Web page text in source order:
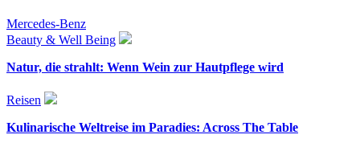
Mercedes-Benz
Beauty & Well Being
Natur, die strahlt: Wenn Wein zur Hautpflege wird
Reisen
Kulinarische Weltreise im Paradies: Across The Table